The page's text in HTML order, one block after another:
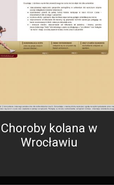
Choroby kolana w
Wrocławiu